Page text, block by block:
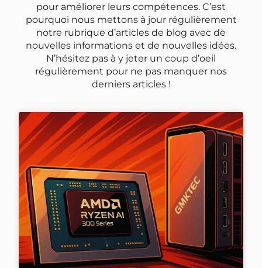
pour améliorer leurs compétences. C’est
pourquoi nous mettons à jour régulièrement
notre rubrique d’articles de blog avec de
nouvelles informations et de nouvelles idées.
N’hésitez pas à y jeter un coup d’oeil
régulièrement pour ne pas manquer nos
derniers articles !